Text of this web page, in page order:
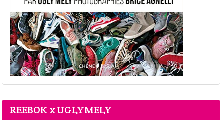
REEBOK x UGLYMELY